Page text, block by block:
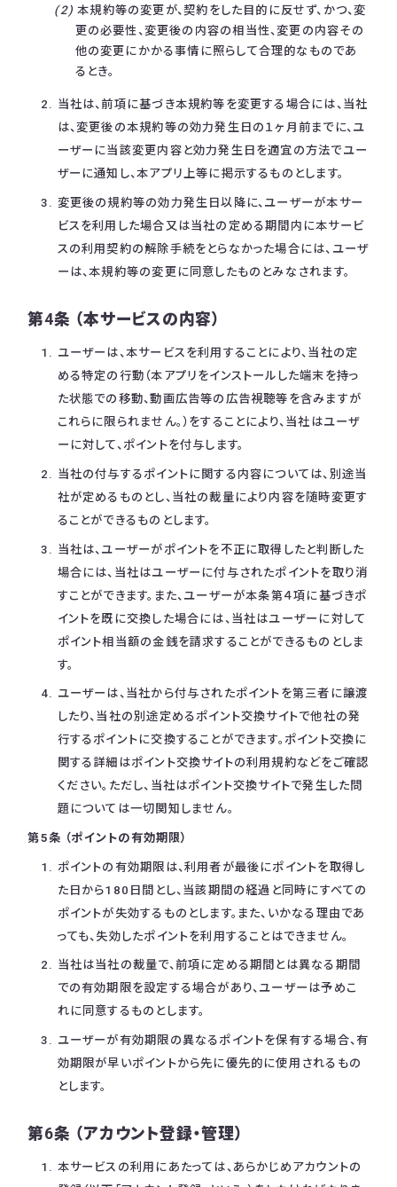
本規約等の変更が、契約をした目的に反せず、かつ、変
更の必要性、変更後の内容の相当性、変更の内容その
他の変更にかかる事情に照らして合理的なものであ
るとき。
当社は、前項に基づき本規約等を変更する場合には、当社
は、変更後の本規約等の効力発生日の１ヶ月前までに、ユ
ーザーに当該変更内容と効力発生日を適宜の方法でユー
ザーに通知し、本アプリ上等に掲示するものとします。
変更後の規約等の効力発生日以降に、ユーザーが本サー
ビスを利用した場合又は当社の定める期間内に本サービ
スの利用契約の解除手続をとらなかった場合には、ユーザ
ーは、本規約等の変更に同意したものとみなされます。
第4条 （本サービスの内容）
ユーザーは、本サービスを利用することにより、当社の定
める特定の行動（本アプリをインストールした端末を持っ
た状態での移動、動画広告等の広告視聴等を含みますが
これらに限られません。）をすることにより、当社はユーザ
ーに対して、ポイントを付与します。
当社の付与するポイントに関する内容については、別途当
社が定めるものとし、当社の裁量により内容を随時変更す
ることができるものとします。
当社は、ユーザーがポイントを不正に取得したと判断した
場合には、当社はユーザーに付与されたポイントを取り消
すことができます。また、ユーザーが本条第４項に基づきポ
イントを既に交換した場合には、当社はユーザーに対して
ポイント相当額の金銭を請求することができるものとしま
す。
ユーザーは、当社から付与されたポイントを第三者に譲渡
したり、当社の別途定めるポイント交換サイトで他社の発
行するポイントに交換することができます。ポイント交換に
関する詳細はポイント交換サイトの利用規約などをご確認
ください。ただし、当社はポイント交換サイトで発生した問
題については一切関知しません。
第5条 （ポイントの有効期限）
ポイントの有効期限は、利用者が最後にポイントを取得し
た日から180日間とし、当該期間の経過と同時にすべての
ポイントが失効するものとします。また、いかなる理由であ
っても、失効したポイントを利用することはできません。
当社は当社の裁量で、前項に定める期間とは異なる期間
での有効期限を設定する場合があり、ユーザーは予めこ
れに同意するものとします。
ユーザーが有効期限の異なるポイントを保有する場合、有
効期限が早いポイントから先に優先的に使用されるもの
とします。
第6条 （アカウント登録・管理）
本サービスの利用にあたっては、あらかじめアカウントの